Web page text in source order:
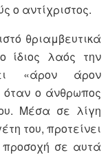
ο αντίχριστος.
θριαμβευτικά
ίδιος λαός την
«άρον άρον
όταν ο άνθρωπος
Μέσα σε λίγη
του, προτείνει
σε αυτά